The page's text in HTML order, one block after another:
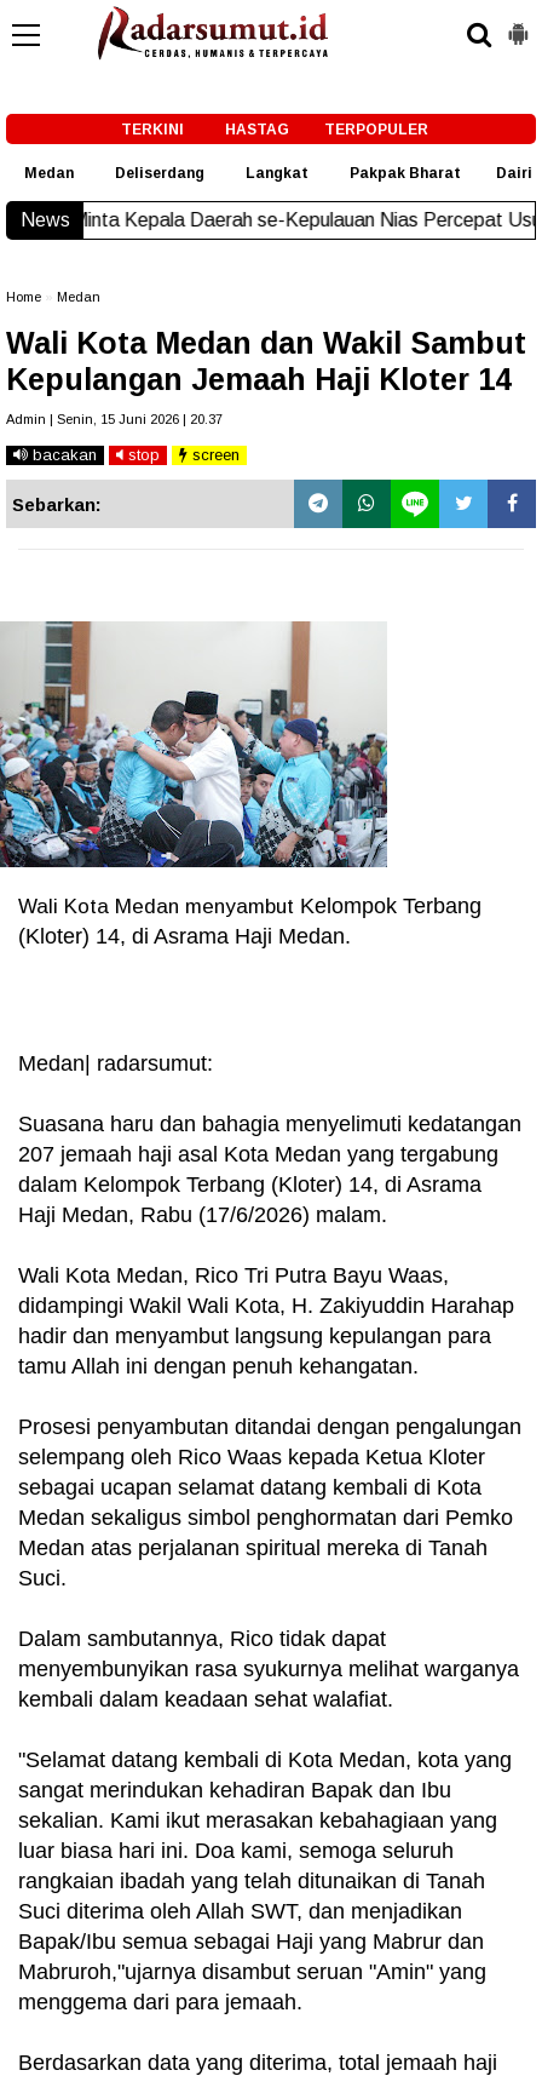
TERKINI HASTAG TERPOPULER
Medan Deliserdang Langkat Pakpak Bharat Dairi
NewsDaerah se-Kepulauan Nias Percepat Usulan BKP 2027
Home Medan
Wali Kota Medan dan Wakil Sambut
Kepulangan Jemaah Haji Kloter 14
Admin | Senin, 15 Juni 2026 | 20.37
bacakan stop screen
Sebarkan:
Wali Kota Medan menyambut Kelompok Terbang
(Kloter) 14, di Asrama Haji Medan.
Medan| radarsumut:
Suasana haru dan bahagia menyelimuti kedatangan
207 jemaah haji asal Kota Medan yang tergabung
dalam Kelompok Terbang (Kloter) 14, di Asrama
Haji Medan, Rabu (17/6/2026) malam.
Wali Kota Medan, Rico Tri Putra Bayu Waas,
didampingi Wakil Wali Kota, H. Zakiyuddin Harahap
hadir dan menyambut langsung kepulangan para
tamu Allah ini dengan penuh kehangatan.
Prosesi penyambutan ditandai dengan pengalungan
selempang oleh Rico Waas kepada Ketua Kloter
sebagai ucapan selamat datang kembali di Kota
Medan sekaligus simbol penghormatan dari Pemko
Medan atas perjalanan spiritual mereka di Tanah
Suci.
Dalam sambutannya, Rico tidak dapat
menyembunyikan rasa syukurnya melihat warganya
kembali dalam keadaan sehat walafiat.
​"Selamat datang kembali di Kota Medan, kota yang
sangat merindukan kehadiran Bapak dan Ibu
sekalian. Kami ikut merasakan kebahagiaan yang
luar biasa hari ini. Doa kami, semoga seluruh
rangkaian ibadah yang telah ditunaikan di Tanah
Suci diterima oleh Allah SWT, dan menjadikan
Bapak/Ibu semua sebagai Haji yang Mabrur dan
Mabruroh,"ujarnya disambut seruan "Amin" yang
menggema dari para jemaah.
Berdasarkan data yang diterima, total jemaah haji